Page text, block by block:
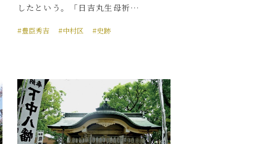
したという。「日吉丸生母祈…
#豊臣秀吉 #中村区 #史跡